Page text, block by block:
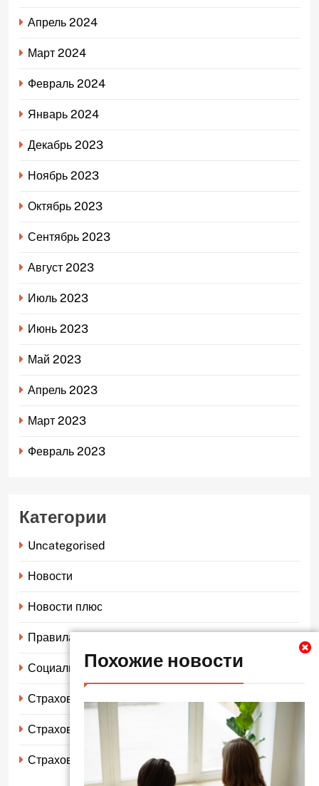
Похожие новости
Апрель 2024
Март 2024
Февраль 2024
Январь 2024
Декабрь 2023
Ноябрь 2023
Октябрь 2023
Сентябрь 2023
Август 2023
Июль 2023
Июнь 2023
Май 2023
Апрель 2023
Март 2023
Февраль 2023
Категории
Uncategorised
Новости
Новости плюс
Правила страхования
Социальное страхование
Страхование автомобиля
Страхование жизни
Страхование имущества